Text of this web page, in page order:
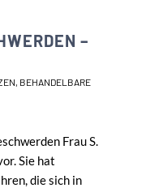
–
, BEHANDELBARE
Frau S.
Sie hat
die sich in